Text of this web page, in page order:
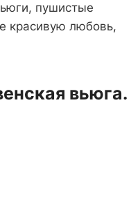
пушистые
красивую любовь,
вьюга.